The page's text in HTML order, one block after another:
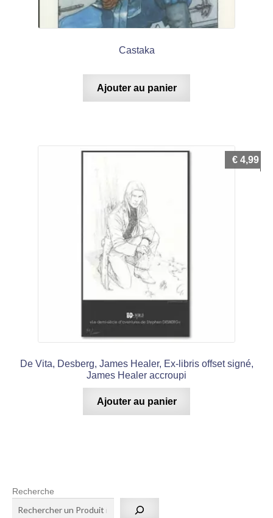
Castaka
Ajouter au panier
De Vita, Desberg, James Healer, Ex-libris offset signé,
James Healer accroupi
€ 4,99
Ajouter au panier
Recherche